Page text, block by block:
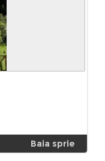
Baia sprie